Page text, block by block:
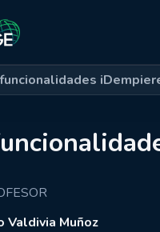
Valdivia Muñoz